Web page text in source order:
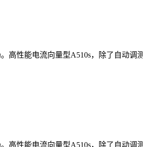
性能电流向量型A510s，除了自动调
性能电流向量型A510s，除了自动调